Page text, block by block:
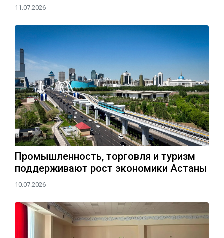
11.07.2026
Промышленность, торговля и туризм
поддерживают рост экономики Астаны
10.07.2026